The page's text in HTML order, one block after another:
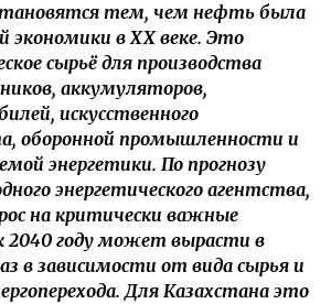
тем, чем нефть была
экономики в XX веке. Это
сырьё для производства
аккумуляторов,
искусственного
оборонной промышленности и
энергетики. По прогнозу
энергетического агентства,
на критически важные
2040 году может вырасти в
в зависимости от вида сырья и
Для Казахстана это